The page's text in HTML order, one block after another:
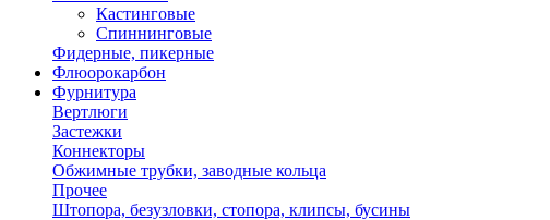
Кастинговые
Спиннинговые
Фидерные, пикерные
Флюорокарбон
Фурнитура
Вертлюги
Застежки
Коннекторы
Обжимные трубки, заводные кольца
Прочее
Штопора, безузловки, стопора, клипсы, бусины